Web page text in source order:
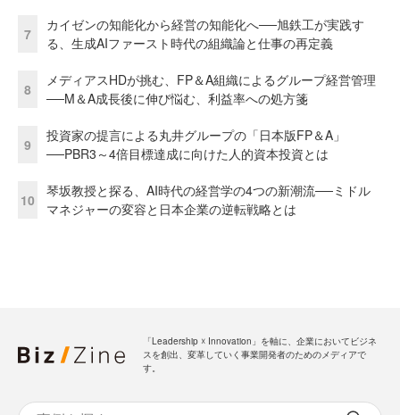
7
カイゼンの知能化から経営の知能化へ──旭鉄工が実践す
る、生成AIファースト時代の組織論と仕事の再定義
8
メディアスHDが挑む、FP＆A組織によるグループ経営管理
──M＆A成長後に伸び悩む、利益率への処方箋
9
投資家の提言による丸井グループの「日本版FP＆A」
──PBR3～4倍目標達成に向けた人的資本投資とは
10
琴坂教授と探る、AI時代の経営学の4つの新潮流──ミドル
マネジャーの変容と日本企業の逆転戦略とは
「Leadership ☓ Innovation」を軸に、企業においてビジネ
スを創出、変革していく事業開発者のためのメディアで
す。